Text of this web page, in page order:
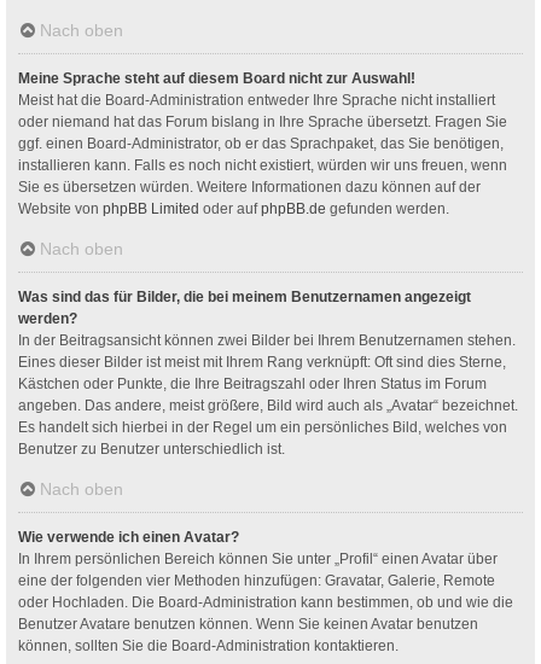
Nach oben
Meine Sprache steht auf diesem Board nicht zur Auswahl!
Meist hat die Board-Administration entweder Ihre Sprache nicht installiert
oder niemand hat das Forum bislang in Ihre Sprache übersetzt. Fragen Sie
ggf. einen Board-Administrator, ob er das Sprachpaket, das Sie benötigen,
installieren kann. Falls es noch nicht existiert, würden wir uns freuen, wenn
Sie es übersetzen würden. Weitere Informationen dazu können auf der
Website von phpBB Limited oder aufphpBB.de gefunden werden.
Nach oben
Was sind das für Bilder, die bei meinem Benutzernamen angezeigt
werden?
In der Beitragsansicht können zwei Bilder bei Ihrem Benutzernamen stehen.
Eines dieser Bilder ist meist mit Ihrem Rang verknüpft: Oft sind dies Sterne,
Kästchen oder Punkte, die Ihre Beitragszahl oder Ihren Status im Forum
angeben. Das andere, meist größere, Bild wird auch als „Avatar“ bezeichnet.
Es handelt sich hierbei in der Regel um ein persönliches Bild, welches von
Benutzer zu Benutzer unterschiedlich ist.
Nach oben
Wie verwende ich einen Avatar?
In Ihrem persönlichen Bereich können Sie unter „Profil“ einen Avatar über
eine der folgenden vier Methoden hinzufügen: Gravatar, Galerie, Remote
oder Hochladen. Die Board-Administration kann bestimmen, ob und wie die
Benutzer Avatare benutzen können. Wenn Sie keinen Avatar benutzen
können, sollten Sie die Board-Administration kontaktieren.